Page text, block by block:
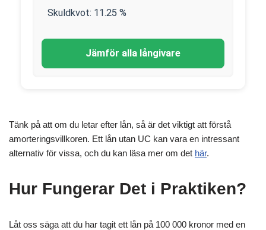
Skuldkvot: 11.25 %
Jämför alla långivare
Tänk på att om du letar efter lån, så är det viktigt att förstå
amorteringsvillkoren. Ett lån utan UC kan vara en intressant
alternativ för vissa, och du kan läsa mer om det här.
Hur Fungerar Det i Praktiken?
Låt oss säga att du har tagit ett lån på 100 000 kronor med en